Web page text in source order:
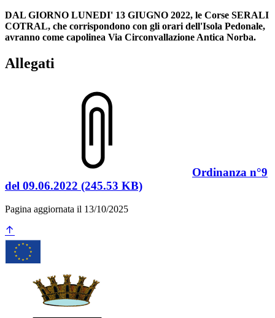
DAL GIORNO LUNEDI' 13 GIUGNO 2022, le Corse SERALI
COTRAL, che corrispondono con gli orari dell'Isola Pedonale,
avranno come capolinea Via Circonvallazione Antica Norba.
Allegati
Ordinanza n°9
del 09.06.2022 (245.53 KB)
Pagina aggiornata il 13/10/2025